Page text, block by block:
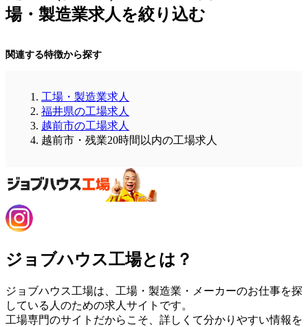
場・製造業求人を絞り込む
関連する特徴から探す
工場・製造業求人
福井県の工場求人
越前市の工場求人
越前市・残業20時間以内の工場求人
ジョブハウス工場とは？
ジョブハウス工場は、工場・製造業・メーカーのお仕事を探
している人のための求人サイトです。
工場専門のサイトだからこそ、詳しくて分かりやすい情報を